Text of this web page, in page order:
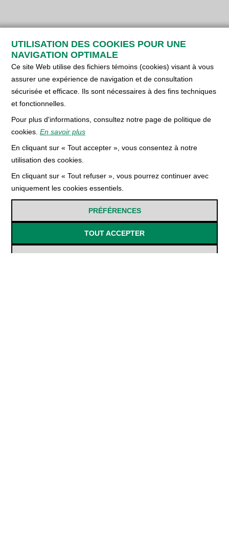
Nous joindre
Centre commercial Rivière-du-Loup,
298 Boulevard Armand-Thériault,
Rivière-du-Loup, QC G5R 4C2
UTILISATION DES COOKIES POUR UNE
NAVIGATION OPTIMALE
Ce site Web utilise des fichiers témoins (cookies) visant à vous
assurer une expérience de navigation et de consultation
sécurisée et efficace. Ils sont nécessaires à des fins techniques
et fonctionnelles.
Pour plus d'informations, consultez notre page de politique de
cookies. En savoir plus
En cliquant sur « Tout accepter », vous consentez à notre
utilisation des cookies.
En cliquant sur « Tout refuser », vous pourrez continuer avec
uniquement les cookies essentiels.
PRÉFÉRENCES
TOUT ACCEPTER
TOUT REFUSER